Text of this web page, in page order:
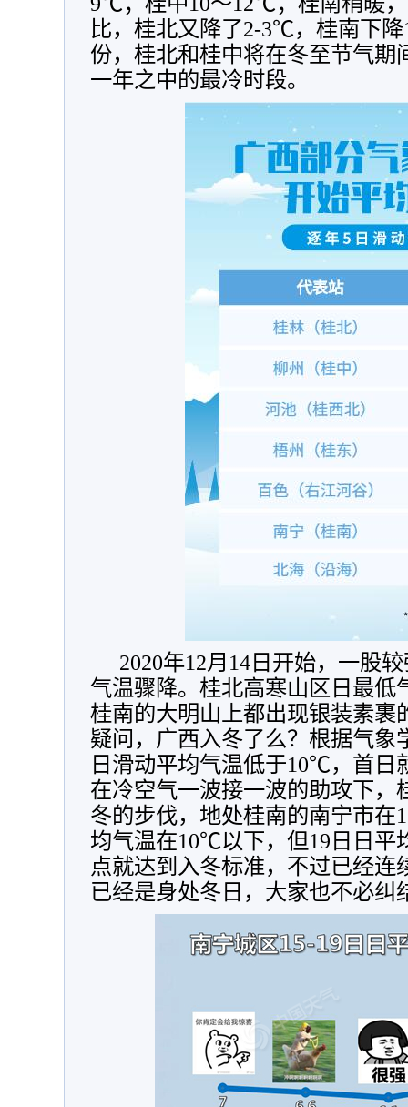
比，桂北又降了2-3℃，桂南下
份，桂北和桂中将在冬至节气期
一年之中的最冷时段。
2020年12月14日开始，一股
气温骤降。桂北高寒山区日最低
桂南的大明山上都出现银装素裹
疑问，广西入冬了么？根据气象
日滑动平均气温低于10℃，首日
在冷空气一波接一波的助攻下，
冬的步伐，地处桂南的南宁市在
均气温在10℃以下，但19日日平
点就达到入冬标准，不过已经连
已经是身处冬日，大家也不必纠